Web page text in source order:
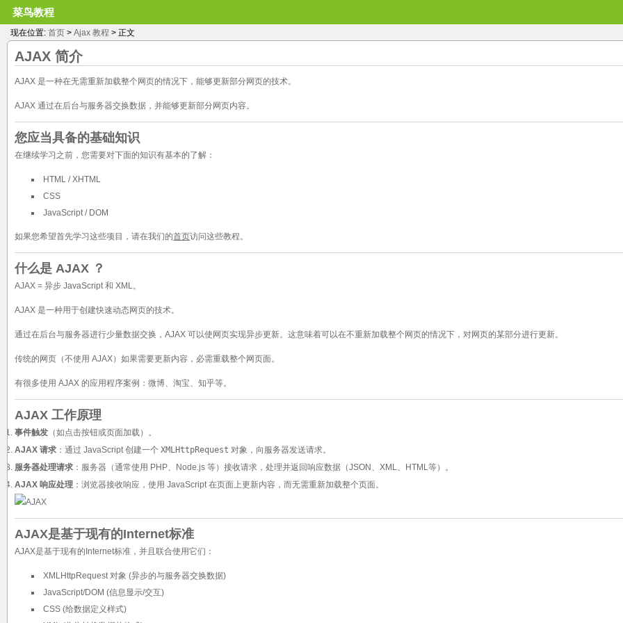
菜鸟教程
现在位置: 首页 > Ajax 教程 > 正文
AJAX 简介
AJAX 是一种在无需重新加载整个网页的情况下，能够更新部分网页的技术。
AJAX 通过在后台与服务器交换数据，并能够更新部分网页内容。
您应当具备的基础知识
在继续学习之前，您需要对下面的知识有基本的了解：
HTML / XHTML
CSS
JavaScript / DOM
如果您希望首先学习这些项目，请在我们的首页访问这些教程。
什么是 AJAX ？
AJAX = 异步 JavaScript 和 XML。
AJAX 是一种用于创建快速动态网页的技术。
通过在后台与服务器进行少量数据交换，AJAX 可以使网页实现异步更新。这意味着可以在不重新加载整个网页的情况下，对网页的某部分进行更新。
传统的网页（不使用 AJAX）如果需要更新内容，必需重载整个网页面。
有很多使用 AJAX 的应用程序案例：微博、淘宝、知乎等。
AJAX 工作原理
事件触发 （如点击按钮或页面加载）。
AJAX 请求 ：通过 JavaScript 创建一个 XMLHttpRequest 对象，向服务器发送请求。
服务器处理请求 ：服务器（通常使用 PHP、Node.js 等）接收请求，处理并返回响应数据（JSON、XML、HTML等）。
AJAX 响应处理 ：浏览器接收响应，使用 JavaScript 在页面上更新内容，而无需重新加载整个页面。
AJAX是基于现有的Internet标准
AJAX是基于现有的Internet标准，并且联合使用它们：
XMLHttpRequest 对象 (异步的与服务器交换数据)
JavaScript/DOM (信息显示/交互)
CSS (给数据定义样式)